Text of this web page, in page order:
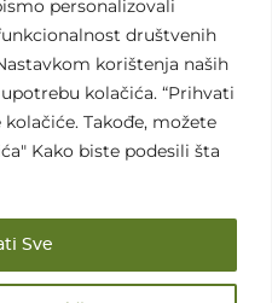
personalizovali
društvenih
korištenja naših
kolačića. “Prihvati
Takođe, možete
Kako biste podesili šta
Sve
2026. © Agromedia d.o.o.